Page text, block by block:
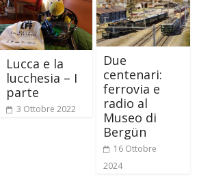
Lucca e la
lucchesia – I
parte
3 Ottobre 2022
Due
centenari:
ferrovia e
radio al
Museo di
Bergün
16 Ottobre
2024